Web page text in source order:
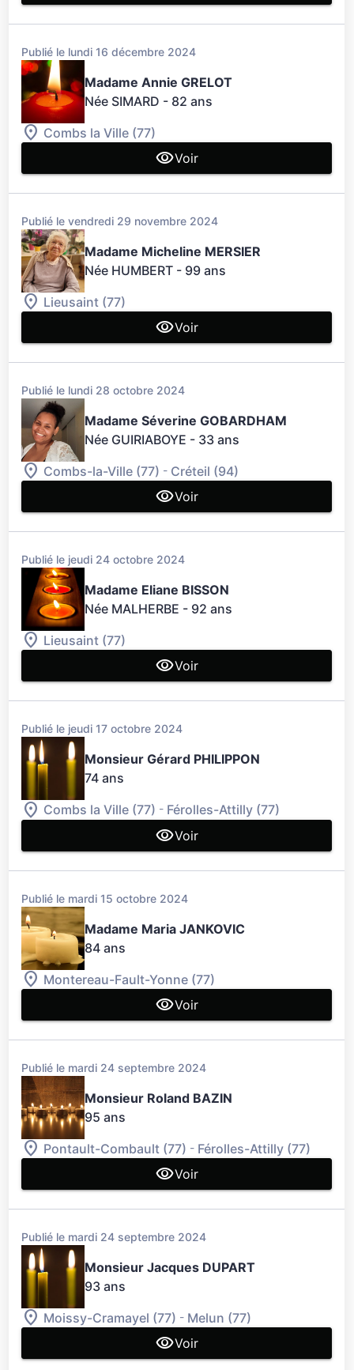
Publié le lundi 16 décembre 2024
Madame Annie GRELOT
Née SIMARD - 82 ans
Combs la Ville (77)
Voir
Publié le vendredi 29 novembre 2024
Madame Micheline MERSIER
Née HUMBERT - 99 ans
Lieusaint (77)
Voir
Publié le lundi 28 octobre 2024
Madame Séverine GOBARDHAM
Née GUIRIABOYE - 33 ans
Combs-la-Ville (77) - Créteil (94)
Voir
Publié le jeudi 24 octobre 2024
Madame Eliane BISSON
Née MALHERBE - 92 ans
Lieusaint (77)
Voir
Publié le jeudi 17 octobre 2024
Monsieur Gérard PHILIPPON
74 ans
Combs la Ville (77) - Férolles-Attilly (77)
Voir
Publié le mardi 15 octobre 2024
Madame Maria JANKOVIC
84 ans
Montereau-Fault-Yonne (77)
Voir
Publié le mardi 24 septembre 2024
Monsieur Roland BAZIN
95 ans
Pontault-Combault (77) - Férolles-Attilly (77)
Voir
Publié le mardi 24 septembre 2024
Monsieur Jacques DUPART
93 ans
Moissy-Cramayel (77) - Melun (77)
Voir